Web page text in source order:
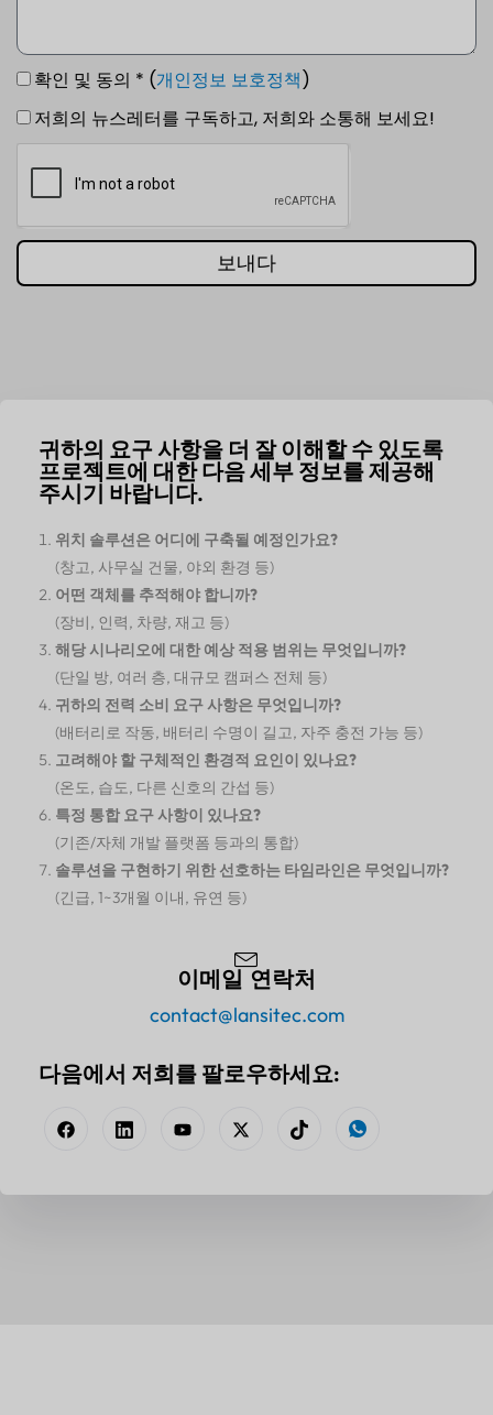
확인 및 동의 * (개인정보 보호정책)
저희의 뉴스레터를 구독하고, 저희와 소통해 보세요!
보내다
귀하의 요구 사항을 더 잘 이해할 수 있도록
프로젝트에 대한 다음 세부 정보를 제공해
주시기 바랍니다.
위치 솔루션은 어디에 구축될 예정인가요?
(창고, 사무실 건물, 야외 환경 등)
어떤 객체를 추적해야 합니까?
(장비, 인력, 차량, 재고 등)
해당 시나리오에 대한 예상 적용 범위는 무엇입니까?
(단일 방, 여러 층, 대규모 캠퍼스 전체 등)
귀하의 전력 소비 요구 사항은 무엇입니까?
(배터리로 작동, 배터리 수명이 길고, 자주 충전 가능 등)
고려해야 할 구체적인 환경적 요인이 있나요?
(온도, 습도, 다른 신호의 간섭 등)
특정 통합 요구 사항이 있나요?
(기존/자체 개발 플랫폼 등과의 통합)
솔루션을 구현하기 위한 선호하는 타임라인은 무엇입니까?
(긴급, 1~3개월 이내, 유연 등)
이메일 연락처
contact@lansitec.com
다음에서 저희를 팔로우하세요: